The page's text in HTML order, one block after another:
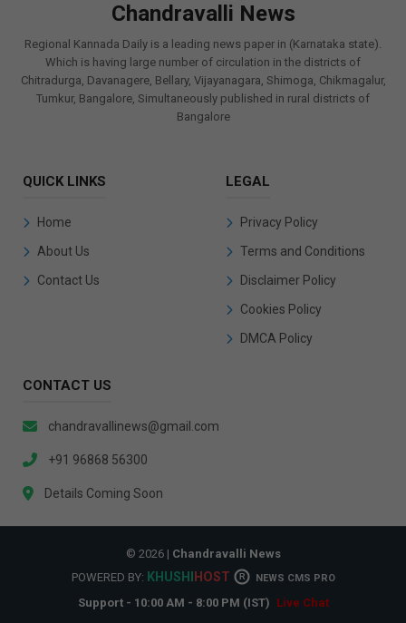
Chandravalli News
Regional Kannada Daily is a leading news paper in (Karnataka state).
Which is having large number of circulation in the districts of
Chitradurga, Davanagere, Bellary, Vijayanagara, Shimoga, Chikmagalur,
Tumkur, Bangalore, Simultaneously published in rural districts of
Bangalore
QUICK LINKS
Home
About Us
Contact Us
LEGAL
Privacy Policy
Terms and Conditions
Disclaimer Policy
Cookies Policy
DMCA Policy
CONTACT US
chandravallinews@gmail.com
+91 96868 56300
Details Coming Soon
© 2026 | Chandravalli News
POWERED BY: KHUSHI HOST R NEWS CMS PRO
Support - 10:00 AM - 8:00 PM (IST) Live Chat